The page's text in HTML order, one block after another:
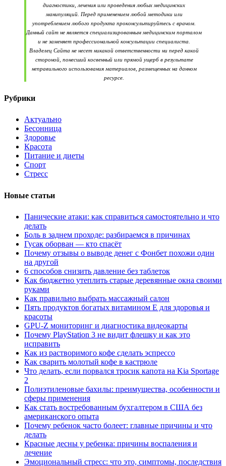
диагностики, лечения или проведения любых медицинских
манипуляций. Перед применением любой методики или
употреблением любого продукта проконсультируйтесь с врачом.
Данный сайт не является специализированным медицинским порталом
и не заменяет профессиональной консультации специалиста.
Владелец Сайта не несет никакой ответственности ни перед какой
стороной, понесший косвенный или прямой ущерб в результате
неправильного использования материалов, размещенных на данном
ресурсе.
Рубрики
Актуально
Бесонница
Здоровье
Красота
Питание и диеты
Спорт
Стресс
Новые статьи
Панические атаки: как справиться самостоятельно и что
делать
Боль в заднем проходе: разбираемся в причинах
Гусак оборван — кто спасёт
Почему отзывы о выводе денег с Фонбет похожи один
на другой
6 способов снизить давление без таблеток
Как бюджетно утеплить старые деревянные окна своими
руками
Как правильно выбрать массажный салон
Пять продуктов богатых витамином Е для здоровья и
красоты
GPU-Z мониторинг и диагностика видеокарты
Почему PlayStation 3 не видит флешку и как это
исправить
Как из растворимого кофе сделать эспрессо
Как сварить молотый кофе в кастрюле
Что делать, если порвался тросик капота на Kia Sportage
2
Полиэтиленовые бахилы: преимущества, особенности и
сферы применения
Как стать востребованным бухгалтером в США без
американского опыта
Почему ребенок часто болеет: главные причины и что
делать
Красные десны у ребенка: причины воспаления и
лечение
Эмоциональный стресс: что это, симптомы, последствия